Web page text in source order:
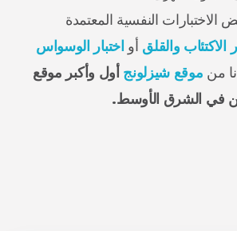
الاختبارات النفسية المعتمدة
الاكتئاب والقلق أو اختبار الوسواس
من موقع شيزلونج أول وأكبر موقع
في الشرق الأوسط.